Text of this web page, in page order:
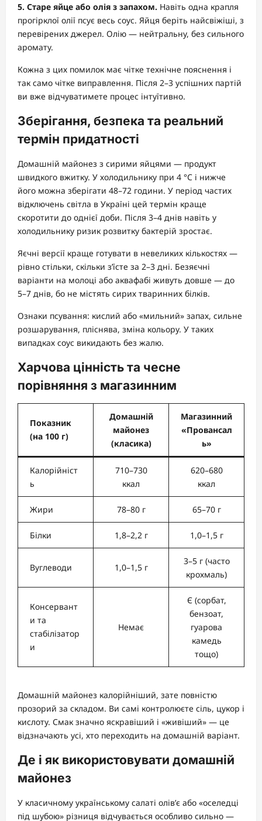
5. Старе яйце або олія з запахом. Навіть одна крапля
прогірклої олії псує весь соус. Яйця беріть найсвіжіші, з
перевірених джерел. Олію — нейтральну, без сильного
аромату.
Кожна з цих помилок має чітке технічне пояснення і
так само чітке виправлення. Після 2–3 успішних партій
ви вже відчуватимете процес інтуїтивно.
Зберігання, безпека та реальний
термін придатності
Домашній майонез з сирими яйцями — продукт
швидкого вжитку. У холодильнику при 4 °C і нижче
його можна зберігати 48–72 години. У період частих
відключень світла в Україні цей термін краще
скоротити до однієї доби. Після 3–4 днів навіть у
холодильнику ризик розвитку бактерій зростає.
Яєчні версії краще готувати в невеликих кількостях —
рівно стільки, скільки з’їсте за 2–3 дні. Безяєчні
варіанти на молоці або аквафабі живуть довше — до
5–7 днів, бо не містять сирих тваринних білків.
Ознаки псування: кислий або «мильний» запах, сильне
розшарування, пліснява, зміна кольору. У таких
випадках соус викидають без жалю.
Харчова цінність та чесне
порівняння з магазинним
Показник
(на 100 г)
Домашній
майонез
(класика)
Магазинний
«Провансал
ь»
Калорійніст
ь
710–730
ккал
620–680
ккал
Жири 78–80 г 65–70 г
Білки 1,8–2,2 г 1,0–1,5 г
Вуглеводи 1,0–1,5 г
3–5 г (часто
крохмаль)
Консервант
и та
стабілізатор
и
Немає
Є (сорбат,
бензоат,
гуарова
камедь
тощо)
Домашній майонез калорійніший, зате повністю
прозорий за складом. Ви самі контролюєте сіль, цукор і
кислоту. Смак значно яскравіший і «живіший» — це
відзначають усі, хто переходить на домашній варіант.
Де і як використовувати домашній
майонез
У класичному українському салаті олів’є або «оселедці
під шубою» різниця відчувається особливо сильно —